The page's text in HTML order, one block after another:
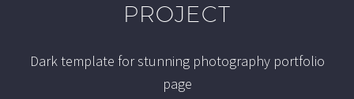
PROJECT
Dark template for stunning photography portfolio
page